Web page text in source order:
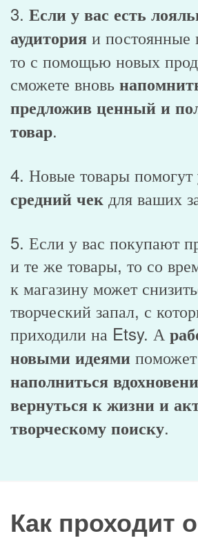
3. Если у вас есть
аудитория и постоянные
то с помощью новых
сможете вновь
предложив ценный и
товар.
4. Новые товары помогут
средний чек для ваших
5. Если у вас покупают
и те же товары, то со
к магазину может
творческий запал, с
приходили на Etsy. А
новыми идеями
наполниться
вернуться к жизни и
творческому поиску.
Как проходит